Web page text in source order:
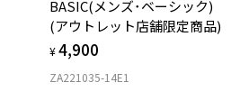
BASIC(メンズ･ベーシック)
(アウトレット店舗限定商品)
¥4,900
ZA221035-14E1